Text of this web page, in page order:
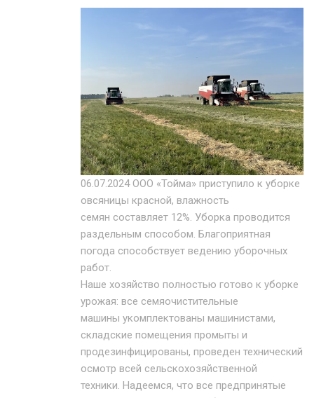
06.07.2024 ООО «Тойма» приступило к уборке
овсяницы красной, влажность
семян составляет 12%. Уборка проводится
раздельным способом. Благоприятная
погода способствует ведению уборочных
работ.
Наше хозяйство полностью готово к уборке
урожая: все семяочистительные
машины укомплектованы машинистами,
складские помещения промыты и
продезинфицированы, проведен технический
осмотр всей сельскохозяйственной
техники. Надеемся, что все предпринятые